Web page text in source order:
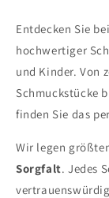
Entdecken Sie
hochwertiger
und Kinder. Von
Schmuckstücke
finden Sie das
Wir legen
Sorgfalt. Jedes